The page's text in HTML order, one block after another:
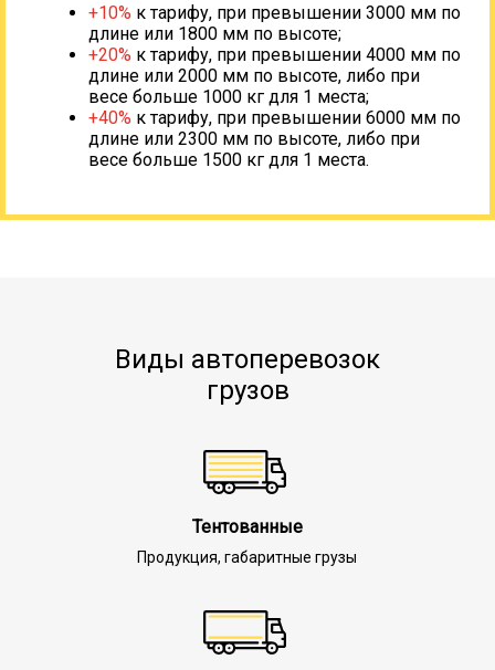
+10% к тарифу, при превышении 3000 мм по
длине или 1800 мм по высоте;
+20% к тарифу, при превышении 4000 мм по
длине или 2000 мм по высоте, либо при
весе больше 1000 кг для 1 места;
+40% к тарифу, при превышении 6000 мм по
длине или 2300 мм по высоте, либо при
весе больше 1500 кг для 1 места.
Виды автоперевозок
грузов
Тентованные
Продукция, габаритные грузы